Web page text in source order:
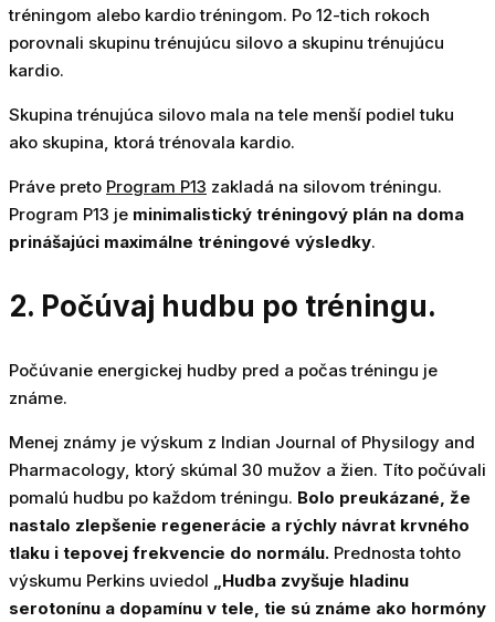
tréningom alebo kardio tréningom. Po 12-tich rokoch
porovnali skupinu trénujúcu silovo a skupinu trénujúcu
kardio.
Skupina trénujúca silovo mala na tele menší podiel tuku
ako skupina, ktorá trénovala kardio.
Práve preto Program P13 zakladá na silovom tréningu.
Program P13 je minimalistický tréningový plán na doma
prinášajúci maximálne tréningové výsledky.
2. Počúvaj hudbu po tréningu.
Počúvanie energickej hudby pred a počas tréningu je
známe.
Menej známy je výskum z Indian Journal of Physilogy and
Pharmacology, ktorý skúmal 30 mužov a žien. Títo počúvali
pomalú hudbu po každom tréningu. Bolo preukázané, že
nastalo zlepšenie regenerácie a rýchly návrat krvného
tlaku i tepovej frekvencie do normálu. Prednosta tohto
výskumu Perkins uviedol „Hudba zvyšuje hladinu
serotonínu a dopamínu v tele, tie sú známe ako hormóny